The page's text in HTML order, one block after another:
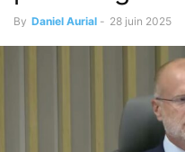
By Daniel Aurial - 28 juin 2025